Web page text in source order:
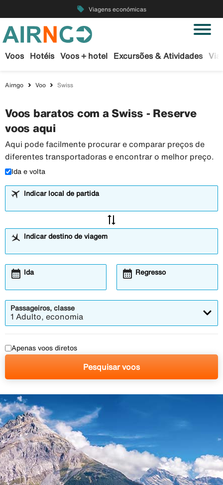
local_offer Viagens económicas
Voos Hotéis Voos + hotel Excursões & Atividades
Airngo Voo Swiss
Voos baratos com a Swiss - Reserve
voos aqui
Aqui pode facilmente procurar e comparar preços de
diferentes transportadoras e encontrar o melhor preço.
Ida e volta
Indicar local de partida
sync_alt
Indicar destino de viagem
Ida
Abre
calendário
calendar_month Regresso
Abre
calendário
calendar_month
Passageiros, classe
1 Adulto, economia
Apenas voos diretos
Pesquisar voos